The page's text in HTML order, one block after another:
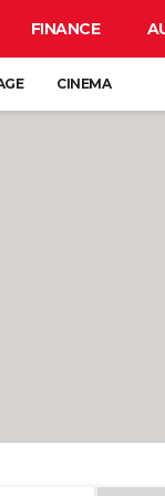
FINANCE
CINEMA